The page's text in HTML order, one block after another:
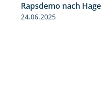
Rapsdemo nach
24.06.2025